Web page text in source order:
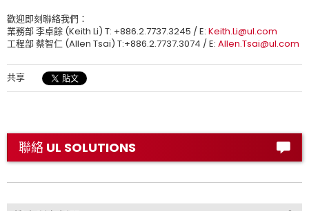
歡迎即刻聯絡我們：
業務部 李卓餘 (Keith Li) T: +886.2.7737.3245 / E: Keith.Li@ul.com
工程部 蔡智仁 (Allen Tsai) T:+886.2.7737.3074 / E: Allen.Tsai@ul.com
共享
聯絡 UL SOLUTIONS